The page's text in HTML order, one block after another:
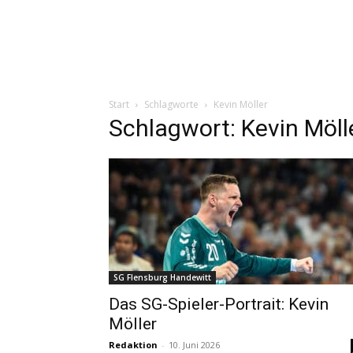
Start Schlagworte Kevin Möller
Schlagwort: Kevin
SG Flensburg Handewitt
Das SG-Spieler-Portrait: Kevin
Möller
Redaktion - 10. Juni 2026